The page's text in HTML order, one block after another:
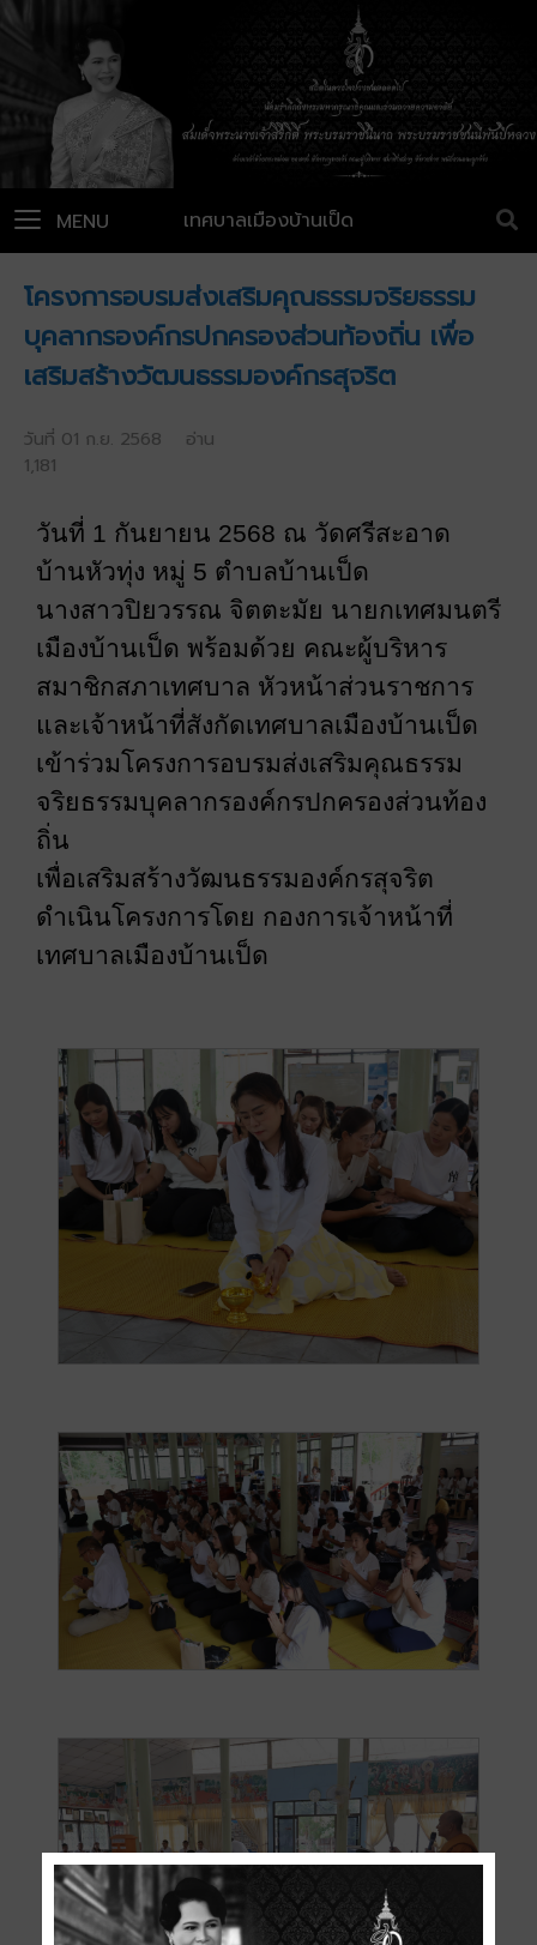
เทศบาลเมืองบ้านเป็ด
MENU
โครงการอบรมส่งเสริมคุณธรรมจริยธรรม
บุคลากรองค์กรปกครองส่วนท้องถิ่น เพื่อ
เสริมสร้างวัฒนธรรมองค์กรสุจริต
วันที่ 01 ก.ย. 2568 อ่าน
1,181
วันที่ 1 กันยายน 2568 ณ วัดศรีสะอาด
บ้านหัวทุ่ง หมู่ 5 ตำบลบ้านเป็ด
นางสาวปิยวรรณ จิตตะมัย นายกเทศมนตรี
เมืองบ้านเป็ด พร้อมด้วย คณะผู้บริหาร
สมาชิกสภาเทศบาล หัวหน้าส่วนราชการ
และเจ้าหน้าที่สังกัดเทศบาลเมืองบ้านเป็ด
เข้าร่วมโครงการอบรมส่งเสริมคุณธรรม
จริยธรรมบุคลากรองค์กรปกครองส่วนท้อง
ถิ่น
เพื่อเสริมสร้างวัฒนธรรมองค์กรสุจริต
ดำเนินโครงการโดย กองการเจ้าหน้าที่
เทศบาลเมืองบ้านเป็ด